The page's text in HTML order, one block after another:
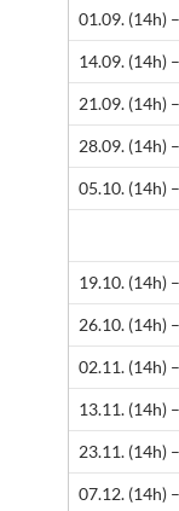
01.09. (14h)
14.09. (14h)
21.09. (14h)
28.09. (14h)
05.10. (14h)
19.10. (14h)
26.10. (14h)
02.11. (14h)
13.11. (14h)
23.11. (14h)
07.12. (14h)